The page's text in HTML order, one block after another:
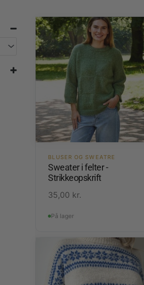
BLUSER OG SWEATRE
Sweater i felter -
Strikkeopskrift
35,00 kr.
På lager